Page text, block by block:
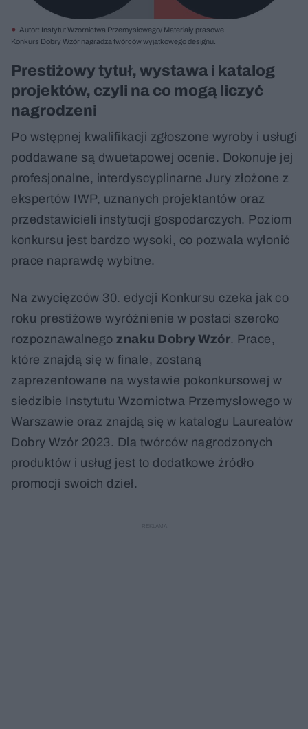
Autor: Instytut Wzornictwa Przemysłowego/ Materiały prasowe
Konkurs Dobry Wzór nagradza twórców wyjątkowego designu.
Prestiżowy tytuł, wystawa i katalog
projektów, czyli na co mogą liczyć
nagrodzeni
Po wstępnej kwalifikacji zgłoszone wyroby i usługi
poddawane są dwuetapowej ocenie. Dokonuje jej
profesjonalne, interdyscyplinarne Jury złożone z
ekspertów IWP, uznanych projektantów oraz
przedstawicieli instytucji gospodarczych. Poziom
konkursu jest bardzo wysoki, co pozwala wyłonić
prace naprawdę wybitne.
Na zwycięzców 30. edycji Konkursu czeka jak co
roku prestiżowe wyróżnienie w postaci szeroko
rozpoznawalnego znaku Dobry Wzór. Prace,
które znajdą się w finale, zostaną
zaprezentowane na wystawie pokonkursowej w
siedzibie Instytutu Wzornictwa Przemysłowego w
Warszawie oraz znajdą się w katalogu Laureatów
Dobry Wzór 2023. Dla twórców nagrodzonych
produktów i usług jest to dodatkowe źródło
promocji swoich dzieł.